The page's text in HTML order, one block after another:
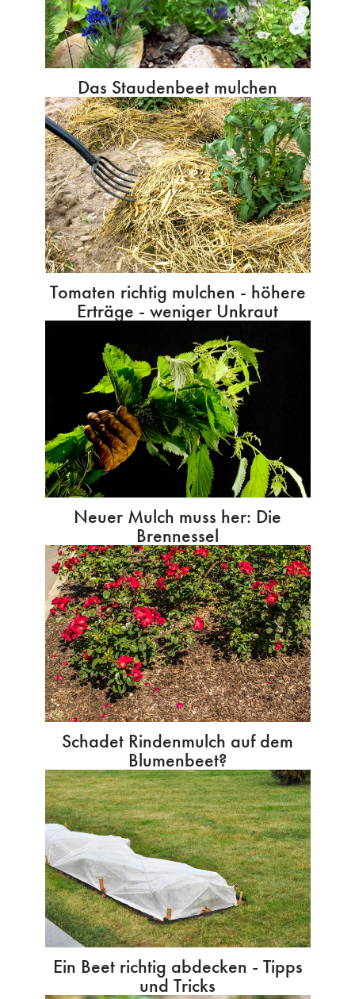
Das Staudenbeet mulchen
Tomaten richtig mulchen - höhere
Erträge - weniger Unkraut
Neuer Mulch muss her: Die
Brennessel
Schadet Rindenmulch auf dem
Blumenbeet?
Ein Beet richtig abdecken - Tipps
und Tricks